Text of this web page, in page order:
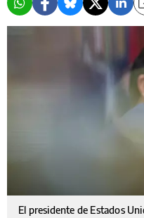
El presidente de Estados